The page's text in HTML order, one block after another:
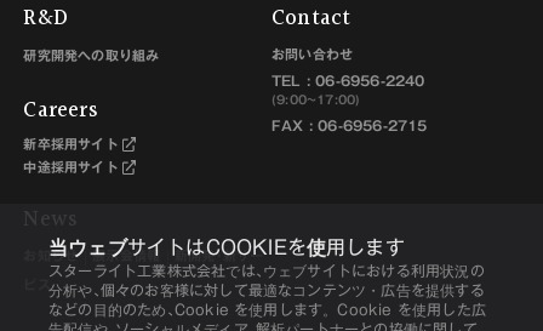
当ウェブサイトはCOOKIEを使用します
スターライト工業株式会社では､ウェブサイトにおける利用状況の
分析や､個々のお客様に対して最適なコンテンツ・広告を提供する
などの目的のため､Cookie を使用します。Cookie を使用した広
R&D
研究開発への取り組み
Careers
新卒採用サイト
中途採用サイト
News
お知らせ 展示会情報 新開発･新サー
Contact
お問い合わせ
TEL :06-6956-2240
(9:00~17:00)
FAX : 06-6956-2715